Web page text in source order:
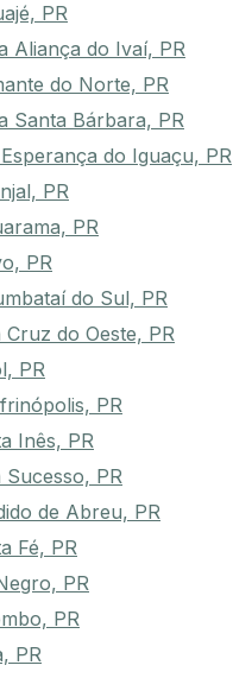
PR
Aliança do Ivaí, PR
do Norte, PR
Santa Bárbara, PR
do Iguaçu, PR
PR
PR
PR
do Sul, PR
Cruz do Oeste, PR
PR
PR
Inês, PR
Sucesso, PR
de Abreu, PR
Fé, PR
PR
PR
PR